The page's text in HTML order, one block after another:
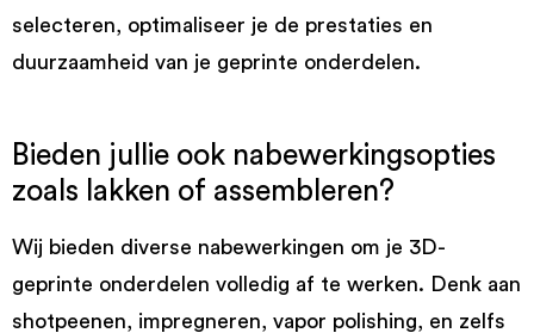
selecteren, optimaliseer je de prestaties en
duurzaamheid van je geprinte onderdelen.
Bieden jullie ook nabewerkingsopties
zoals lakken of assembleren?
Wij bieden diverse nabewerkingen om je 3D-
geprinte onderdelen volledig af te werken. Denk aan
shotpeenen, impregneren, vapor polishing, en zelfs